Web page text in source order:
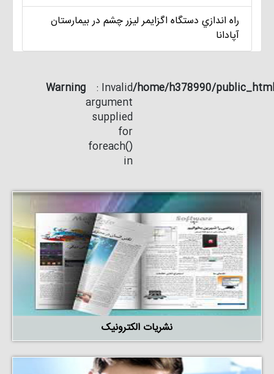
راه اندازي دستگاه اگزايمر ليزر چشم در بيمارستان
آپادانا
Warning
: Invalid
argument
supplied
for
foreach()
in
/home/h378990/
نشریات الکترونیک